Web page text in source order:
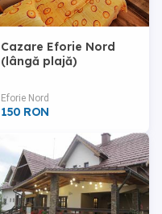
Cazare Eforie Nord
(lângă plajă)
Eforie Nord
150 RON